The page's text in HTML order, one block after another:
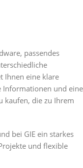
passendes
Ihnen eine klare
Informationen und eine
kaufen, die zu Ihrem
bei GIE ein starkes
und flexible